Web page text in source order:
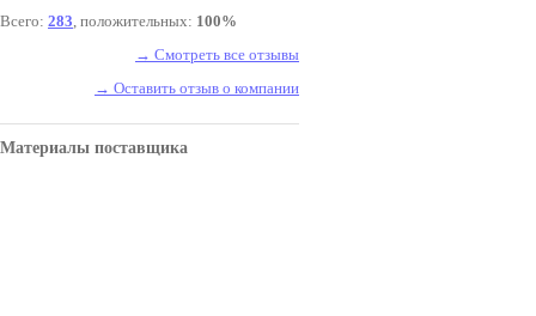
Всего: 283, положительных: 100%
→ Смотреть все отзывы
→ Оставить отзыв о компании
Материалы поставщика